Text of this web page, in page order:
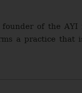
of the
a practice